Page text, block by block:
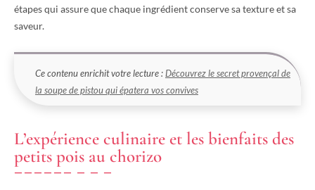
étapes qui assure que chaque ingrédient conserve sa texture et sa
saveur.
Ce contenu enrichit votre lecture :Découvrez le secret provençal de
la soupe de pistou qui épatera vos convives
L’expérience culinaire et les bienfaits des
petits pois au chorizo